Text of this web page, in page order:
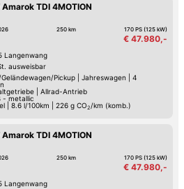
Amarok TDI 4MOTION
250 km 170 PS (125 kW)
€ 47.980,-
Langenwang
ausweisbar
Geländewagen/Pickup| Jahreswagen
4
| Allrad-Antrieb
- metallic
8.6 l/100km 226 g CO2 /km (komb.)
Amarok TDI 4MOTION
250 km 170 PS (125 kW)
€ 47.980,-
Langenwang